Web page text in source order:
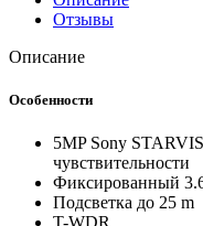
Отзывы
Описание
Особенности
5MP Sony
чувствительности
Фиксированный
Подсветка до 25 m